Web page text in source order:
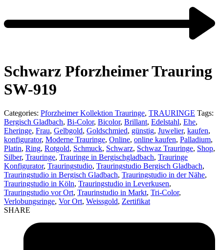
Schwarz Pforzheimer Trauring
SW-919
Categories: Pforzheimer Kollektion Trauringe, TRAURINGE Tags:
Bergisch Gladbach, Bi-Color, Bicolor, Brillant, Edelstahl, Ehe,
Eheringe, Frau, Gelbgold, Goldschmied, günstig, Juwelier, kaufen,
konfigurator, Moderne Trauringe, Online, online kaufen, Palladium,
Platin, Ring, Rotgold, Schmuck, Schwarz, Schwaz Trauringe, Shop,
Silber, Trauringe, Trauringe in Bergischgladbach, Trauringe
Konfigurator, Trauringstudio, Trauringstudio Bergisch Gladbach,
Trauringstudio in Bergisch Gladbach, Trauringstudio in der Nähe,
Trauringstudio in Köln, Trauringstudio in Leverkusen,
Trauringstudio vor Ort, Traurinstudio in Markt, Tri-Color,
Verlobungsringe, Vor Ort, Weissgold, Zertifikat
SHARE